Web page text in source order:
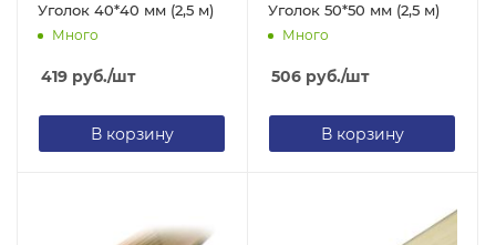
Уголок 40*40 мм (2,5 м)
Много
419 руб./шт
В корзину
Уголок 50*50 мм (2,5 м)
Много
506 руб./шт
В корзину